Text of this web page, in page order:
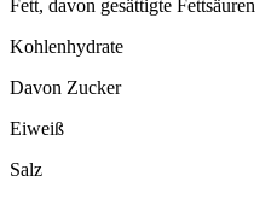
Fett, davon gesättigte
Davon
Salz